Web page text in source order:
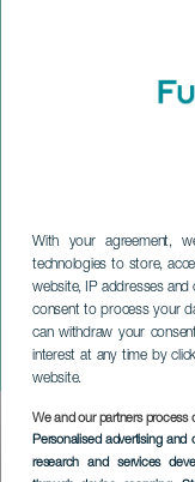
With your agreement,
technologies to store,
website, IP addresses
consent to process your
can withdraw your
interest at any time by
website.
We and our partners process
Personalised advertising
research and services
Omayra
Imagen
Listado